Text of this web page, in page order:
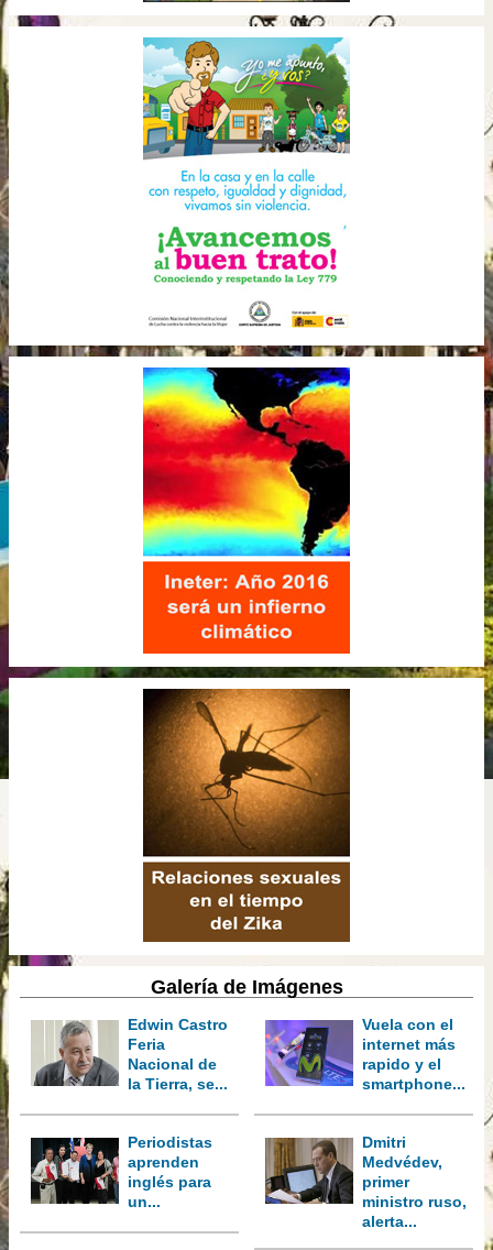
Galería de Imágenes
Edwin Castro
Feria
Nacional de
la Tierra, se...
Vuela con el
internet más
rapido y el
smartphone...
Periodistas
aprenden
inglés para
un...
Dmitri
Medvédev,
primer
ministro ruso,
alerta...